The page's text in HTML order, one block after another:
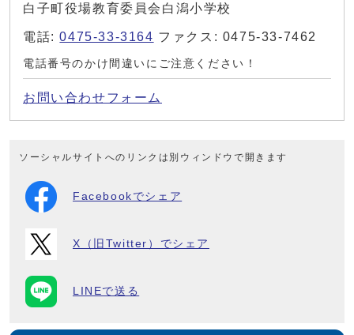
白子町役場教育委員会白潟小学校
電話:0475-33-3164 ファクス: 0475-33-7462
電話番号のかけ間違いにご注意ください！
お問い合わせフォーム
ソーシャルサイトへのリンクは別ウィンドウで開きます
Facebookでシェア
X（旧Twitter）でシェア
LINEで送る